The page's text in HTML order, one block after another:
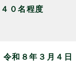
４０名程度
令和８年３月４